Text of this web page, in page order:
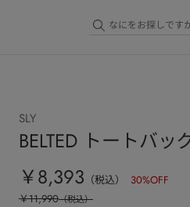
SLY
BELTED トートバッ
￥8,393 （税込） 30%OFF
￥11,990（税込）